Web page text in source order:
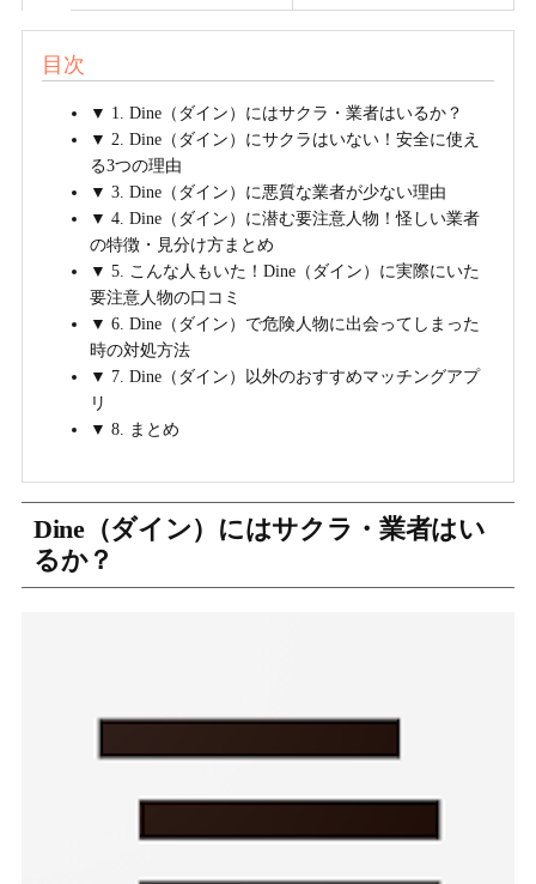
目次
▼ 1. Dine（ダイン）にはサクラ・業者はいるか？
▼ 2. Dine（ダイン）にサクラはいない！安全に使え
る3つの理由
▼ 3. Dine（ダイン）に悪質な業者が少ない理由
▼ 4. Dine（ダイン）に潜む要注意人物！怪しい業者
の特徴・見分け方まとめ
▼ 5. こんな人もいた！Dine（ダイン）に実際にいた
要注意人物の口コミ
▼ 6. Dine（ダイン）で危険人物に出会ってしまった
時の対処方法
▼ 7. Dine（ダイン）以外のおすすめマッチングアプ
リ
▼ 8. まとめ
Dine（ダイン）にはサクラ・業者はい
るか？